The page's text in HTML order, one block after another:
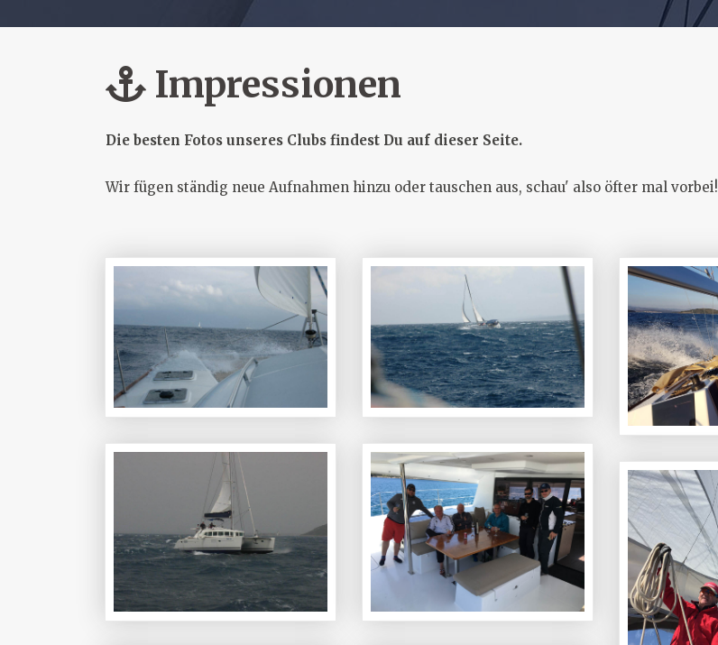
Impressionen
Die besten Fotos unseres Clubs findest Du auf dieser Seite.
Wir fügen ständig neue Aufnahmen hinzu oder tauschen aus, schau' also öfter mal vorbei!